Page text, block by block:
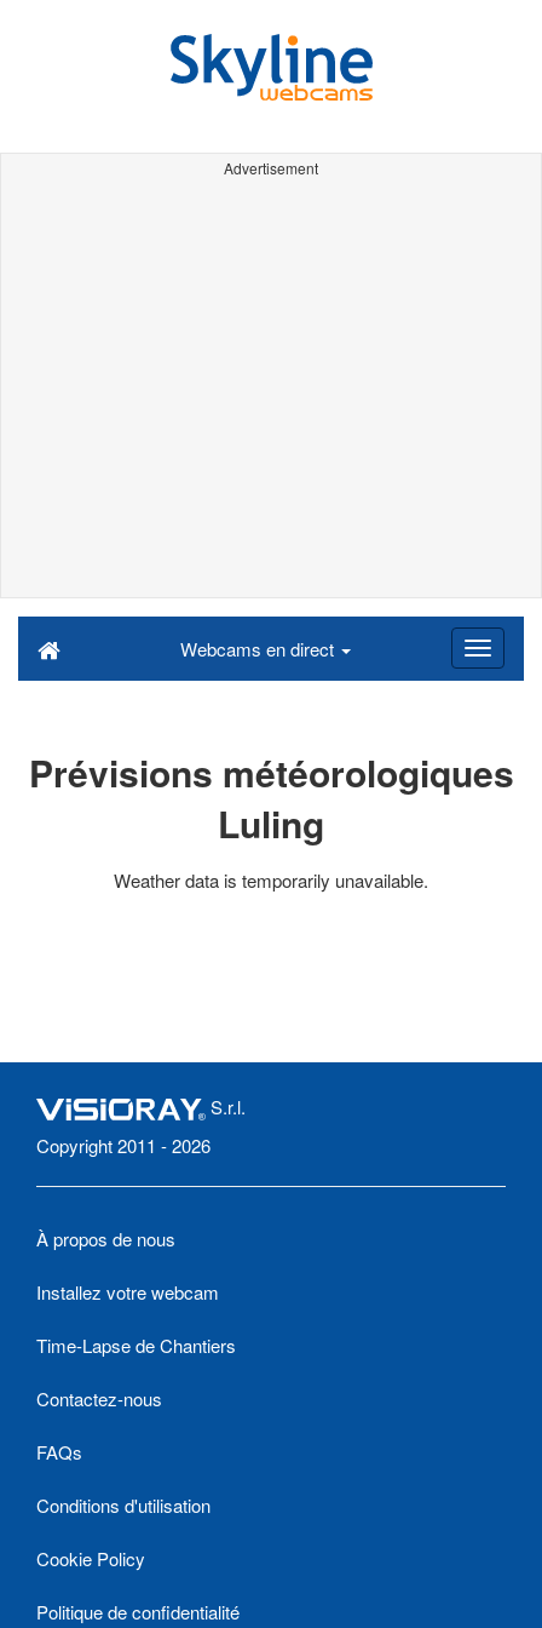
Advertisement
Webcams en direct
Prévisions météorologiques
Luling
Weather data is temporarily unavailable.
S.r.l.
Copyright 2011 - 2026
À propos de nous
Installez votre webcam
Time-Lapse de Chantiers
Contactez-nous
FAQs
Conditions d'utilisation
Cookie Policy
Politique de confidentialité